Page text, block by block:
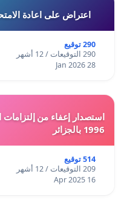
اعتراض على اعادة
290 توقيع
290 التوقيعات / 12 أشهر
28 Jan 2026
1996 بالجزائر
514 توقيع
209 التوقيعات / 12 أشهر
16 Apr 2025